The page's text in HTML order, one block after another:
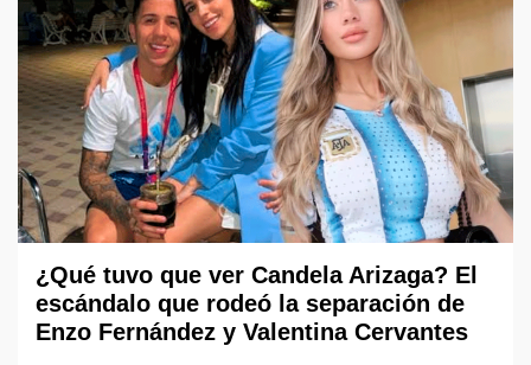
¿Qué tuvo que ver Candela Arizaga? El
escándalo que rodeó la separación de
Enzo Fernández y Valentina Cervantes